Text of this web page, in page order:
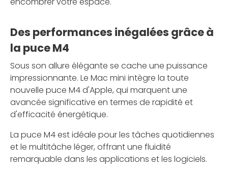
Des performances inégalées grâce à
la puce M4
Sous son allure élégante se cache une puissance
impressionnante. Le Mac mini intègre la toute
nouvelle puce M4 d'Apple, qui marquent une
avancée significative en termes de rapidité et
d'efficacité énergétique.
La puce M4 est idéale pour les tâches quotidiennes
et le multitâche léger, offrant une fluidité
remarquable dans les applications et les logiciels.